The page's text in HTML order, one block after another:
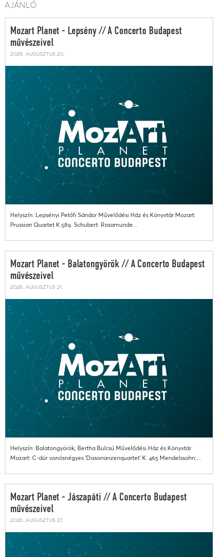
AJÁNLÓ
Mozart Planet - Lepsény // A Concerto Budapest
művészeivel
2026. augusztus 20.
Helyszín: Lepsényi Petőfi Sándor Művelődési Ház és Könyvtár Mozart:
Prussian Quartet K.589. Schubert: Rosamunde...
Mozart Planet - Balatongyörök // A Concerto Budapest
művészeivel
2026. augusztus 21.
Helyszín: Balatongyörök, Bertha Bulcsú Művelődési Ház és Könyvtár
Mozart: C-dúr vonósnégyes 'Dissonanzenquartet' K. 465 Mendelssohn:...
Mozart Planet - Jászapáti // A Concerto Budapest
művészeivel
2026. augusztus 27.